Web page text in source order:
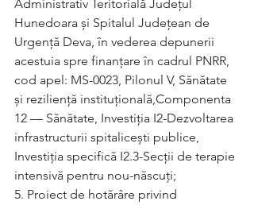
Administrativ Teritorială Județul
Hunedoara și Spitalul Județean de
Urgență Deva, în vederea depunerii
acestuia spre finanțare în cadrul PNRR,
cod apel: MS-0023, Pilonul V, Sănătate
și reziliență instituțională,Componenta
12 — Sănătate, Investiția I2-Dezvoltarea
infrastructurii spitalicești publice,
Investiția specifică I2.3-Secții de terapie
intensivă pentru nou-născuți;
5. Proiect de hotărâre privind